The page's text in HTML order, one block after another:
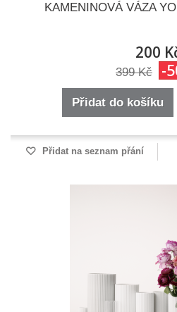
KAMENINOVÁ VÁZA
200
399 Kč -
Přidat do košíku
Přidat na seznam přání